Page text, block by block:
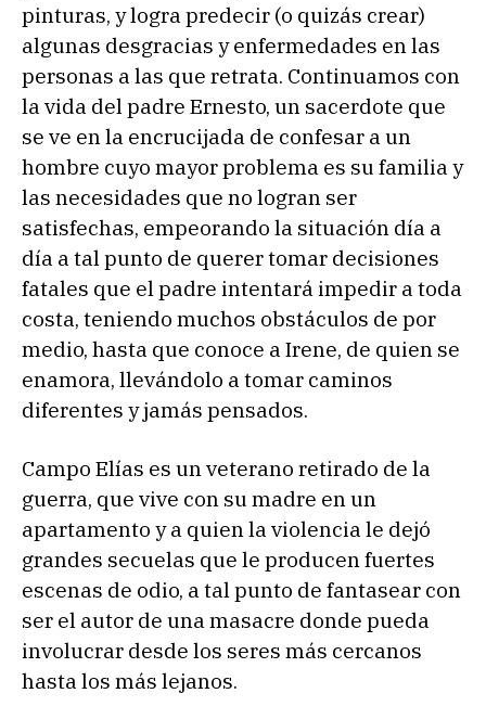
pinturas, y logra predecir (o quizás crear)
algunas desgracias y enfermedades en las
personas a las que retrata. Continuamos con
la vida del padre Ernesto, un sacerdote que
se ve en la encrucijada de confesar a un
hombre cuyo mayor problema es su familia y
las necesidades que no logran ser
satisfechas, empeorando la situación día a
día a tal punto de querer tomar decisiones
fatales que el padre intentará impedir a toda
costa, teniendo muchos obstáculos de por
medio, hasta que conoce a Irene, de quien se
enamora, llevándolo a tomar caminos
diferentes y jamás pensados.
Campo Elías es un veterano retirado de la
guerra, que vive con su madre en un
apartamento y a quien la violencia le dejó
grandes secuelas que le producen fuertes
escenas de odio, a tal punto de fantasear con
ser el autor de una masacre donde pueda
involucrar desde los seres más cercanos
hasta los más lejanos.